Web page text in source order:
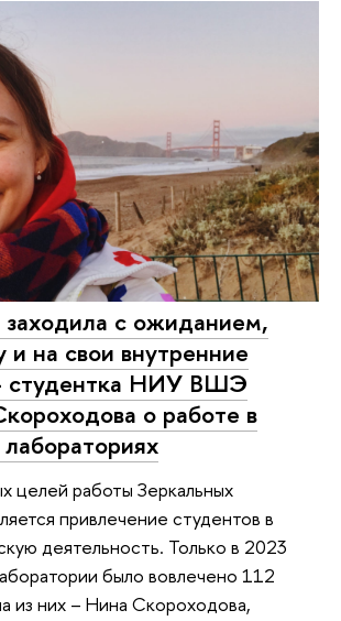
заходила с ожиданием,
и на свои внутренние
студентка НИУ ВШЭ
о работе в
целей работы Зеркальных
привлечение студентов в
деятельность. Только в 2023
было вовлечено 112
из них – Нина Скороходова,